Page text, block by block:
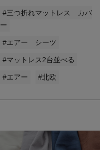
#三つ折れマットレス カバ
ー
#エアー シーツ
#マットレス2台並べる
#エアー #北欧